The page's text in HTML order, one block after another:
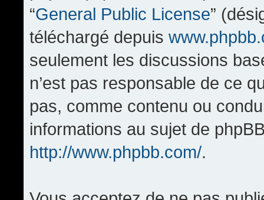
“General Public License”
téléchargé depuis
seulement les discussions
n’est pas responsable de ce
pas, comme contenu ou
informations au sujet de
http://www.phpbb.com/.